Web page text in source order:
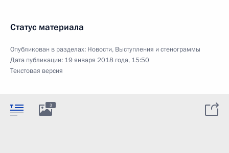
Статус материала
Опубликован в разделах: Новости, Выступления и стенограммы
Дата публикации: 19 января 2018 года, 15:50
Текстовая версия
3